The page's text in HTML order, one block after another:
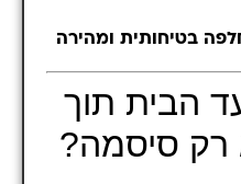
בטיחותית ומהירה
הבית תוך